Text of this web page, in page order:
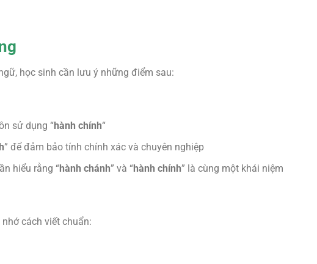
học sinh cần lưu ý những điểm sau:
sử dụng “hành chính“
” để đảm bảo tính chính xác và chuyên nghiệp
hiểu rằng “hành chánh” và “hành chính” là cùng một khái niệm
cách viết chuẩn: